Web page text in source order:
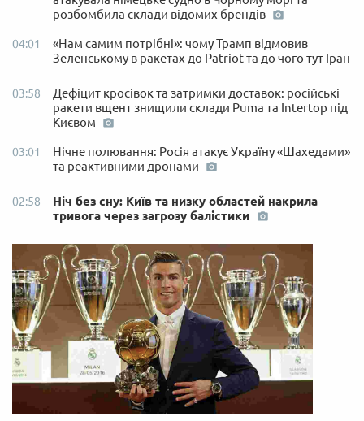
розбомбила склади відомих брендів
04:01
«Нам самим потрібні»: чому Трамп відмовив
Зеленському в ракетах до Patriot та до чого тут Іран
03:58
Дефіцит кросівок та затримки доставок: російські
ракети вщент знищили склади Puma та Intertop під
Києвом
03:01
Нічне полювання: Росія атакує Україну «Шахедами»
та реактивними дронами
02:58
Ніч без сну: Київ та низку областей накрила
тривога через загрозу балістики